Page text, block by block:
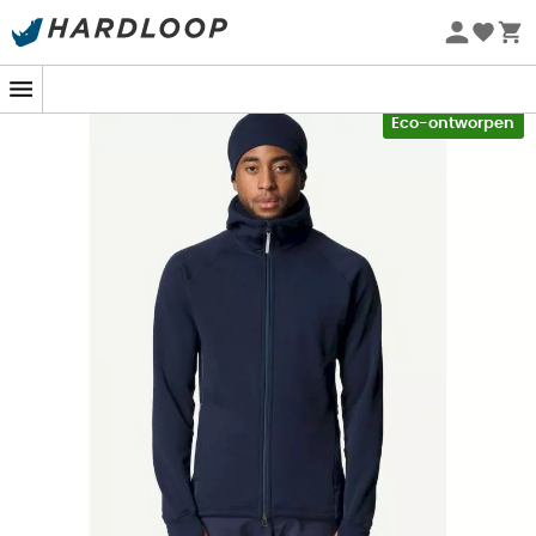
Zomeraanbiedingen 🔥 -5% EXTRA vanaf 2 producten* met
Eco-ontworpen